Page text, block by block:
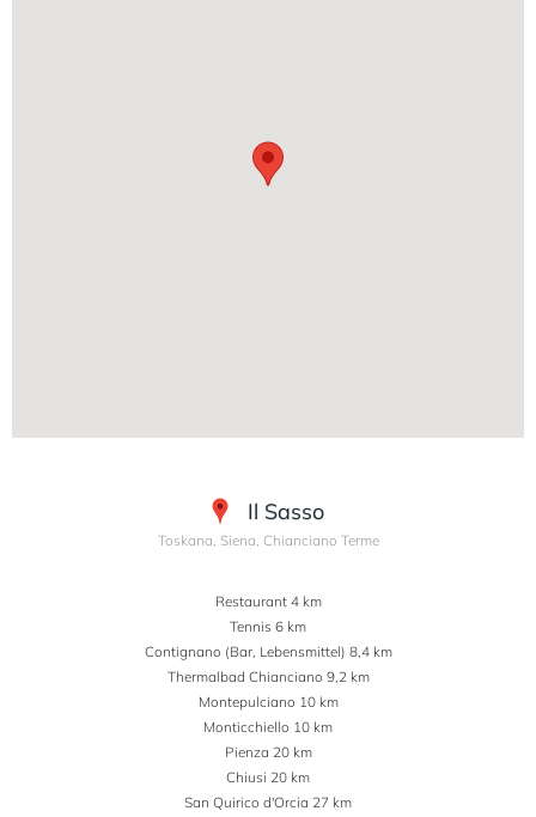
Il Sasso
Toskana, Siena, Chianciano Terme
Restaurant 4 km
Tennis 6 km
Contignano (Bar, Lebensmittel) 8,4 km
Thermalbad Chianciano 9,2 km
Montepulciano 10 km
Monticchiello 10 km
Pienza 20 km
Chiusi 20 km
San Quirico d'Orcia 27 km